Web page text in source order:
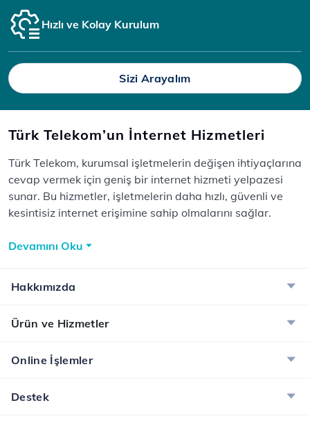
Hızlı ve Kolay Kurulum
Sizi Arayalım
Türk Telekom’un İnternet Hizmetleri
Türk Telekom, kurumsal işletmelerin değişen ihtiyaçlarına
cevap vermek için geniş bir internet hizmeti yelpazesi
sunar. Bu hizmetler, işletmelerin daha hızlı, güvenli ve
kesintisiz internet erişimine sahip olmalarını sağlar.
Devamını Oku
Hakkımızda
Ürün ve Hizmetler
Online İşlemler
Destek